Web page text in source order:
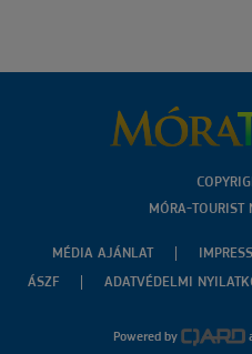
MÓRA-TOURIST
MÉDIA AJÁNLAT
ÁSZF
ADATVÉDELMI
Powered by